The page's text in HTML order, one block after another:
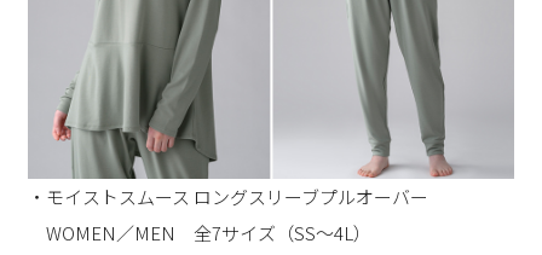
・モイストスムース ロングスリーブプルオーバー
WOMEN／MEN 全7サイズ（SS～4L）